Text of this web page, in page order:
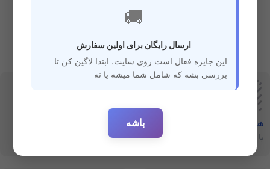
هفت‌روز‌ضمانت‌بازگشت
با خیال راحت خرید کنید
ارسال سریع
🚚
ارسال رایگان برای اولین سفارش
این جایزه فعال است روی سایت. ابتدا لاگین کن تا
بررسی بشه که شامل شما میشه یا نه
باشه